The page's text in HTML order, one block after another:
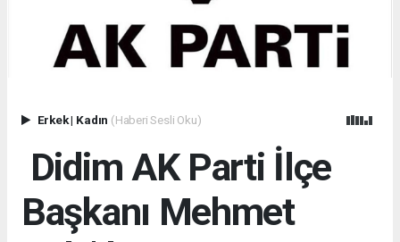
Erkek| Kadın (Haberi Sesli Oku)
Didim AK Parti İlçe
Başkanı Mehmet